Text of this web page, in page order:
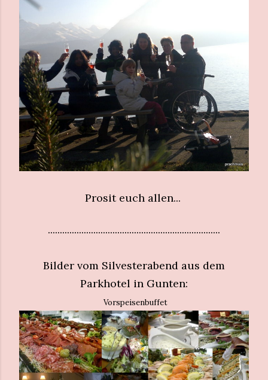
Prosit euch allen...
........................................................................
Bilder vom Silvesterabend aus dem
Parkhotel in Gunten:
Vorspeisenbuffet